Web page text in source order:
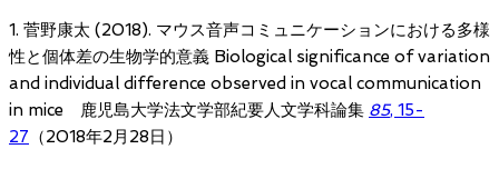
1. 菅野康太 (2018). マウス音声コミュニケーションにおける多様
性と個体差の生物学的意義 Biological significance of variation
and individual difference observed in vocal communication
in mice 鹿児島大学法文学部紀要人文学科論集 85, 15-
27 （2018年2月28日）